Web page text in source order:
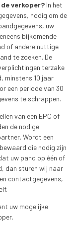
verkoper? In het
nodig om de
uw
bijkomende
of andere nuttige
te zoeken. De
terzake
minstens 10 jaar
een periode van 30
te schrappen.
van een EPC of
de nodige
Wordt een
die nodig zijn
uw pand op één of
dan sturen wij naar
contactgegevens,
uw mogelijke